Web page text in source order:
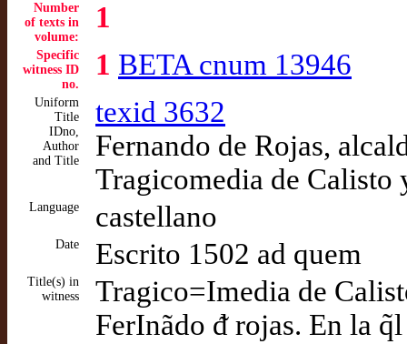
Number
of texts in
volume:
1
Specific
witness ID
no.
1 BETA cnum 13946
Uniform
Title
IDno,
Author
and Title
texid 3632
Fernando de Rojas,
Tragicomedia de Calisto
Language castellano
Date Escrito 1502 ad quem
Title(s) in
witness
Tragico=Imedia de
FerInãdo ᵭ rojas. En la